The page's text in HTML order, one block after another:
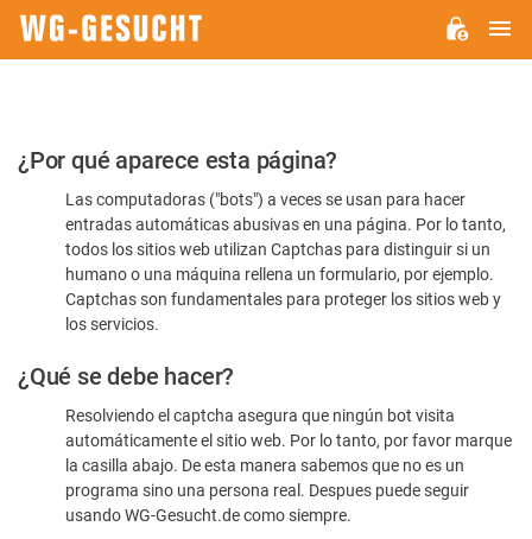
Por
favor,
confirme
humano
¿Por qué aparece esta página?
Las computadoras ("bots") a veces se usan para hacer
entradas automáticas abusivas en una página. Por lo tanto,
todos los sitios web utilizan Captchas para distinguir si un
humano o una máquina rellena un formulario, por ejemplo.
Captchas son fundamentales para proteger los sitios web y
los servicios.
¿Qué se debe hacer?
Resolviendo el captcha asegura que ningún bot visita
automáticamente el sitio web. Por lo tanto, por favor marque
la casilla abajo. De esta manera sabemos que no es un
programa sino una persona real. Despues puede seguir
usando WG-Gesucht.de como siempre.